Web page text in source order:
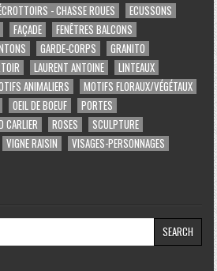
- CHASSE ROUES
ECUSSONS
FAÇADE
FENÊTRES BALCONS
GARDE-CORPS
GRANITO
LAURENT ANTOINE
LINTEAUX
ANIMALIERS
MOTIFS FLORAUX/VÉGÉTAUX
OEIL DE BOEUF
PORTES
CARLIER ROSES
SCULPTURE
VIGNE RAISIN
VISAGES-PERSONNAGES